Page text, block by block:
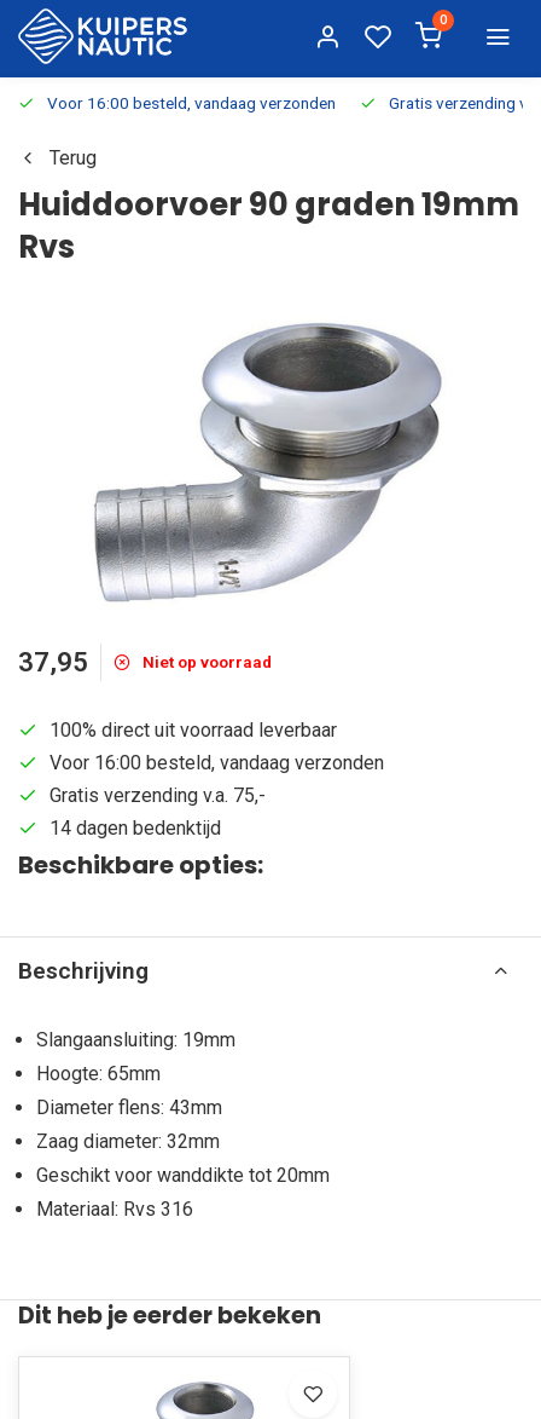
0
Voor 16:00 besteld, vandaag verzonden Gratis verzending
Terug
Huiddoorvoer 90 graden 19mm
Rvs
37,95 Niet op voorraad
100% direct uit voorraad leverbaar
Voor 16:00 besteld, vandaag verzonden
Gratis verzending v.a. 75,-
14 dagen bedenktijd
Beschikbare opties:
Beschrijving
Slangaansluiting: 19mm
Hoogte: 65mm
Diameter flens: 43mm
Zaag diameter: 32mm
Geschikt voor wanddikte tot 20mm
Materiaal: Rvs 316
Dit heb je eerder bekeken